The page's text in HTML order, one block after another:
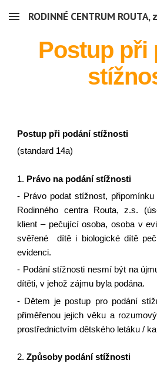
Skip to main content
RODINNÉ CENTRUM ROUTA,
Postup při
Postup při podání stížnosti
(standard 14a)
1. Právo na podání stížnosti
- Právo podat stížnost,
Rodinného centra Routa, z.s.
klient – pečující osoba, osoba v
svěřené dítě i biologické dítě
evidenci.
- Podání stížnosti nesmí být na
dítěti, v jehož zájmu byla podána.
- Dětem je postup pro podání
přiměřenou jejich věku a
prostřednictvím dětského letáku /
2.Způsoby podání stížnosti